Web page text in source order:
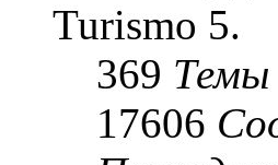
Turismo 5.
369 Темы
17606